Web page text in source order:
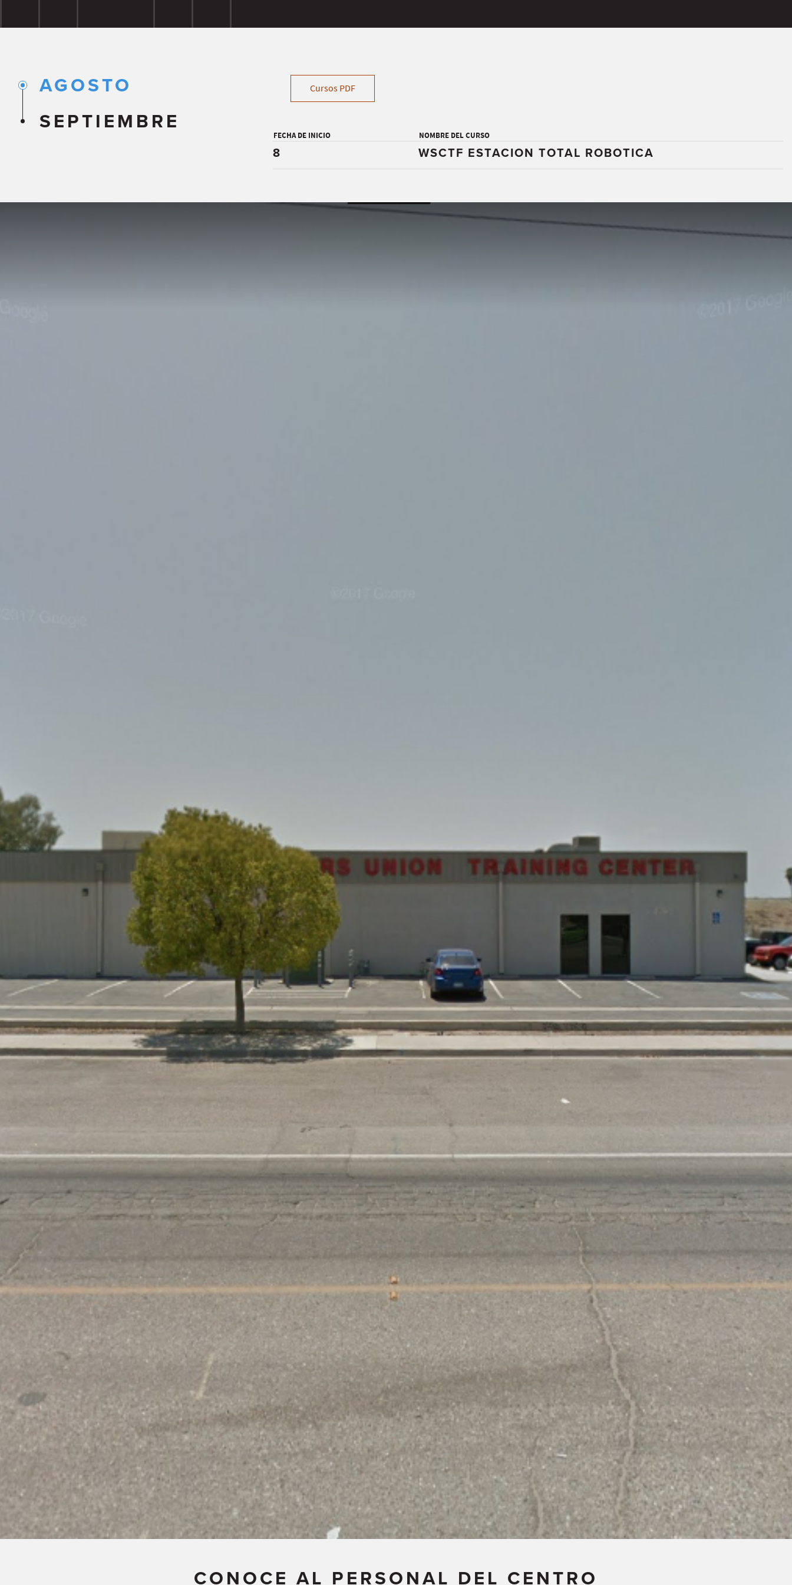
AGOSTO
SEPTIEMBRE
Cursos PDF
FECHA DE INICIO NOMBRE DEL CURSO
8 WSCTF ESTACION TOTAL ROBOTICA
CONOCE AL PERSONAL DEL CENTRO